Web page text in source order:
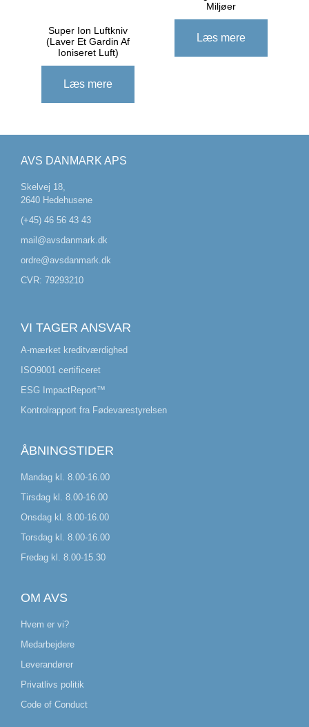
Super Ion Luftkniv
(laver Et Gardin Af
Ioniseret Luft)
Læs mere
Miljøer
Læs mere
AVS DANMARK APS
Skelvej 18,
2640 Hedehusene
(+45) 46 56 43 43
mail@avsdanmark.dk
ordre@avsdanmark.dk
CVR: 79293210
VI TAGER ANSVAR
A-mærket kreditværdighed
ISO9001 certificeret
ESG ImpactReport™
Kontrolrapport fra Fødevarestyrelsen
ÅBNINGSTIDER
Mandag kl. 8.00-16.00
Tirsdag kl. 8.00-16.00
Onsdag kl. 8.00-16.00
Torsdag kl. 8.00-16.00
Fredag kl. 8.00-15.30
OM AVS
Hvem er vi?
Medarbejdere
Leverandører
Privatlivs politik
Code of Conduct